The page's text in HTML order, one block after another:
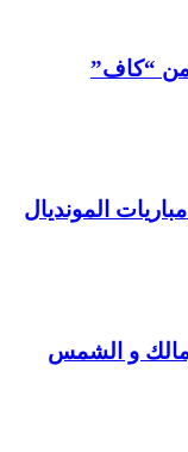
من “كاف”
المونديال
و الشمس